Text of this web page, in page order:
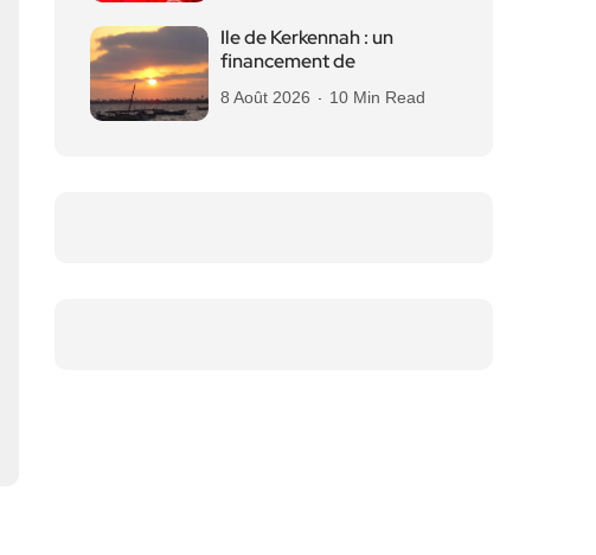
Ile de Kerkennah : un
financement de
8 Août 2026 10 Min Read